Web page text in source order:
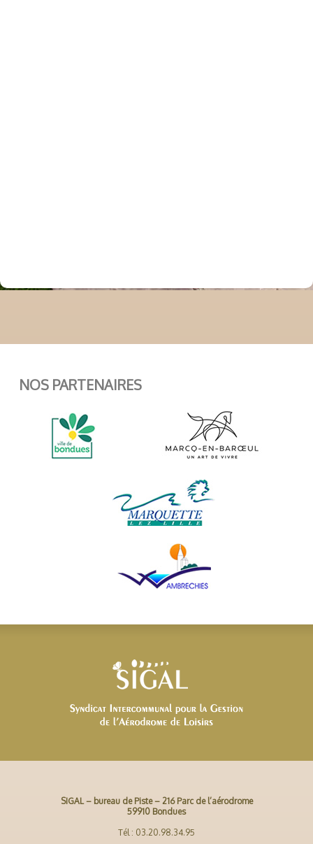
NOS PARTENAIRES
SIGAL – bureau de Piste – 216 Parc de l’aérodrome
59910 Bondues
Tél : 03.20.98.34.95